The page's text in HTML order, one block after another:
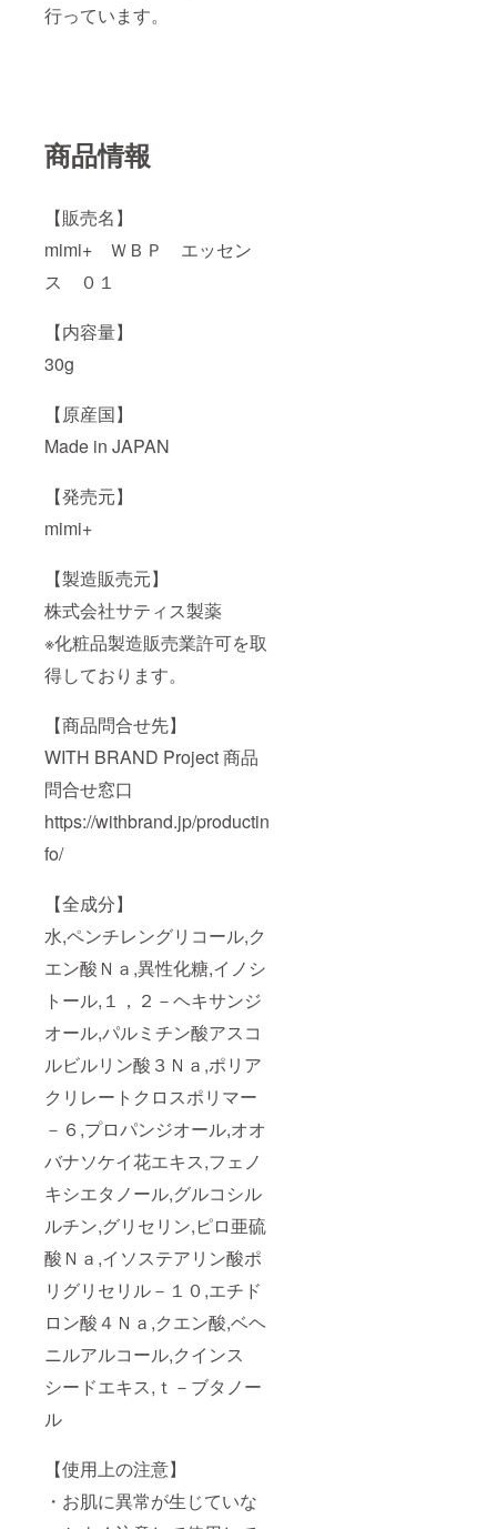
行っています。
商品情報
【販売名】
mimi+ ＷＢＰ エッセン
ス ０１
【内容量】
30g
【原産国】
Made in JAPAN
【発売元】
mimi+
【製造販売元】
株式会社サティス製薬
※化粧品製造販売業許可を取
得しております。
【商品問合せ先】
WITH BRAND Project 商品
問合せ窓口
https://withbrand.jp/productin
fo/
【全成分】
水,ペンチレングリコール,ク
エン酸Ｎａ,異性化糖,イノシ
トール,１，２－ヘキサンジ
オール,パルミチン酸アスコ
ルビルリン酸３Ｎａ,ポリア
クリレートクロスポリマー
－６,プロパンジオール,オオ
バナソケイ花エキス,フェノ
キシエタノール,グルコシル
ルチン,グリセリン,ピロ亜硫
酸Ｎａ,イソステアリン酸ポ
リグリセリル－１０,エチド
ロン酸４Ｎａ,クエン酸,ベヘ
ニルアルコール,クインス
シードエキス,ｔ－ブタノー
ル
【使用上の注意】
・お肌に異常が生じていな